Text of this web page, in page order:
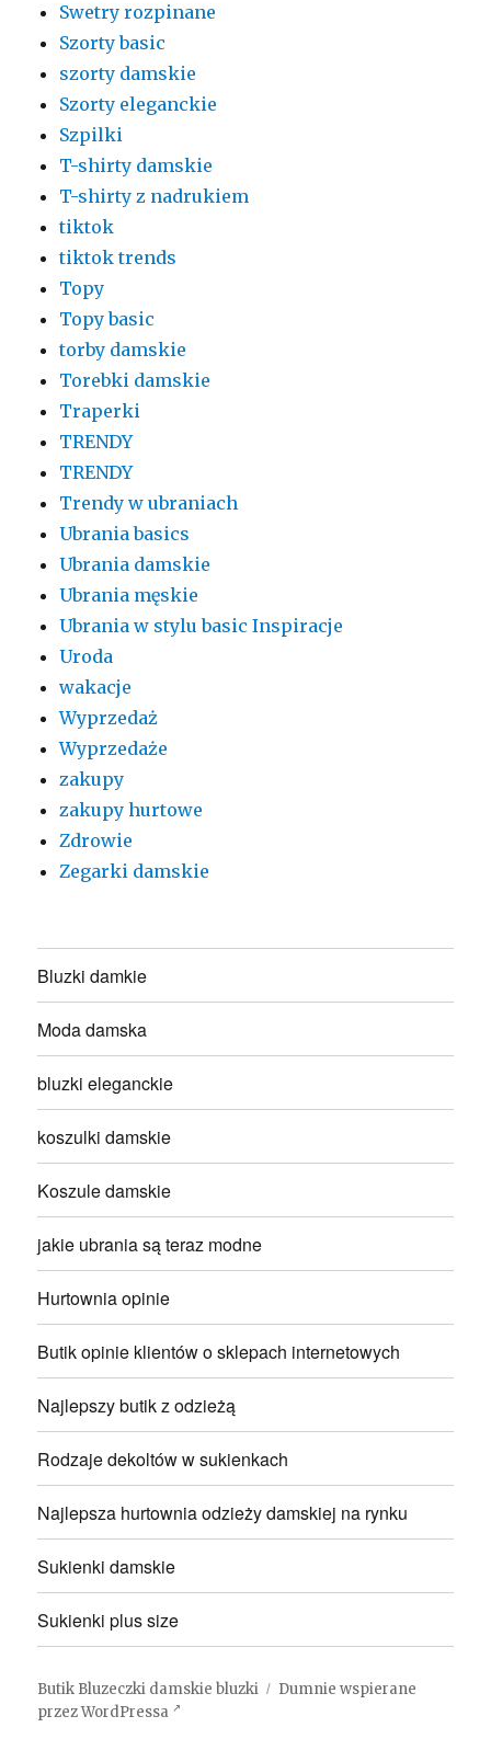
Swetry rozpinane
Szorty basic
szorty damskie
Szorty eleganckie
Szpilki
T-shirty damskie
T-shirty z nadrukiem
tiktok
tiktok trends
Topy
Topy basic
torby damskie
Torebki damskie
Traperki
TRENDY
TRENDY
Trendy w ubraniach
Ubrania basics
Ubrania damskie
Ubrania męskie
Ubrania w stylu basic Inspiracje
Uroda
wakacje
Wyprzedaż
Wyprzedaże
zakupy
zakupy hurtowe
Zdrowie
Zegarki damskie
Bluzki damkie
Moda damska
bluzki eleganckie
koszulki damskie
Koszule damskie
jakie ubrania są teraz modne
Hurtownia opinie
Butik opinie klientów o sklepach internetowych
Najlepszy butik z odzieżą
Rodzaje dekoltów w sukienkach
Najlepsza hurtownia odzieży damskiej na rynku
Sukienki damskie
Sukienki plus size
Butik Bluzeczki damskie bluzki
Dumnie wspierane
przez WordPressa